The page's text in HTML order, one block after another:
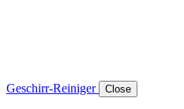
Geschirr-Reiniger Close